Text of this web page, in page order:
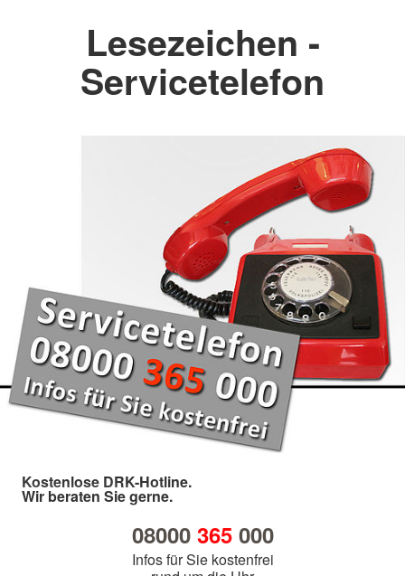
Lesezeichen -
Servicetelefon
Kostenlose DRK-Hotline.
Wir beraten Sie gerne.
08000 365000
Infos für Sie kostenfrei